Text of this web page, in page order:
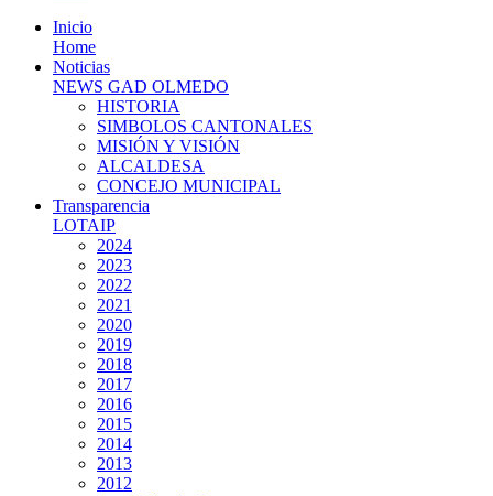
Inicio
Home
Noticias
NEWS GAD OLMEDO
HISTORIA
SIMBOLOS CANTONALES
MISIÓN Y VISIÓN
ALCALDESA
CONCEJO MUNICIPAL
Transparencia
LOTAIP
2024
2023
2022
2021
2020
2019
2018
2017
2016
2015
2014
2013
2012